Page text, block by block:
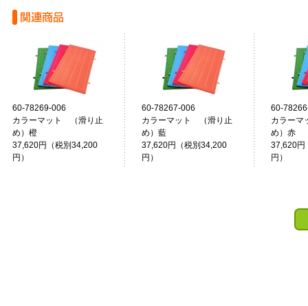
60-78269-006
カラーマット （滑り止
め）橙
37,620円（税別34,200
円）
60-78267-006
カラーマット （滑り止
め）藍
37,620円（税別34,200
円）
60-
カラー
め）赤
37,620円
円）